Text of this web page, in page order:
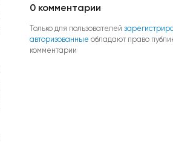
0 комментарии
Только для пользователей
авторизованные обладают право
комментарии